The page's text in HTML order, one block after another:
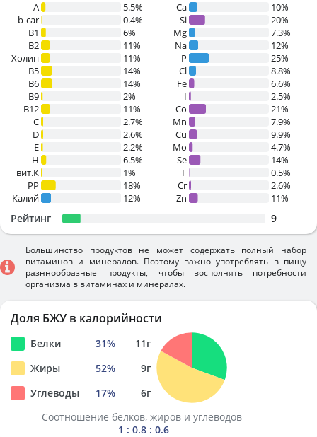
A
5.5%
b-car
0.4%
В1
6%
B2
11%
Холин
11%
B5
14%
B6
14%
B9
2%
B12
11%
C
2.7%
D
2.6%
E
2.2%
H
6.5%
вит.К
1%
PP
18%
Калий
12%
Ca
10%
Si
20%
Mg
7.3%
Na
12%
P
25%
Cl
8.8%
Fe
6.6%
I
2.5%
Co
21%
Mn
7.9%
Cu
9.9%
Mo
4.7%
Se
14%
F
0.5%
Cr
2.6%
Zn
11%
Рейтинг 9
Большинство продуктов не может содержать полный набор
витаминов и минералов. Поэтому важно употреблять в пищу
разннообразные продукты, чтобы восполнять потребности
организма в витаминах и минералах.
Доля БЖУ в калорийности
Белки 31% 11г
Жиры
52% 9г
Углеводы
17% 6г
Соотношение белков, жиров и углеводов
1 : 0.8 : 0.6